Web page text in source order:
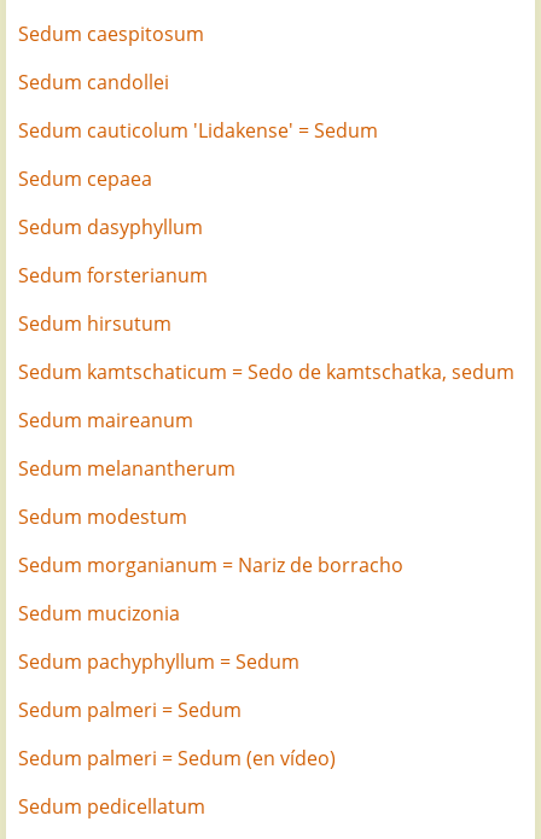
Sedum caespitosum
Sedum candollei
Sedum cauticolum 'Lidakense' = Sedum
Sedum cepaea
Sedum dasyphyllum
Sedum forsterianum
Sedum hirsutum
Sedum kamtschaticum = Sedo de kamtschatka, sedum
Sedum maireanum
Sedum melanantherum
Sedum modestum
Sedum morganianum = Nariz de borracho
Sedum mucizonia
Sedum pachyphyllum = Sedum
Sedum palmeri = Sedum
Sedum palmeri = Sedum (en vídeo)
Sedum pedicellatum